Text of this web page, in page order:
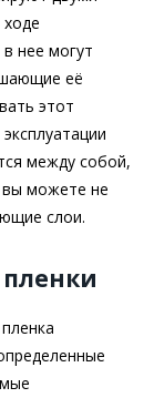
нее могут
её
этот
между собой,
вы можете не
слои.